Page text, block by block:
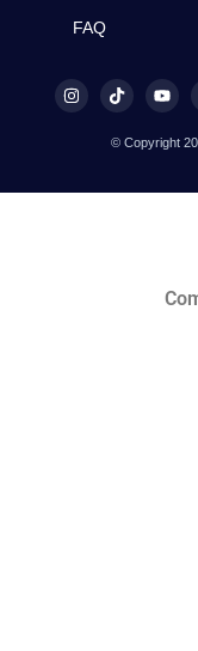
FAQ
© Copyright